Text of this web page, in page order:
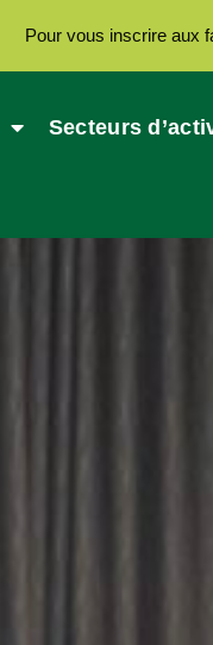
Secteurs
Pour vous inscrire aux